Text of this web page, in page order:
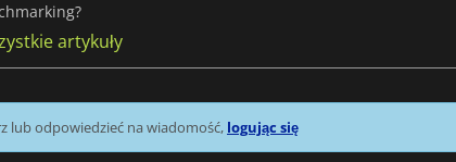
artykuły
lub odpowiedzieć na wiadomość, logując się